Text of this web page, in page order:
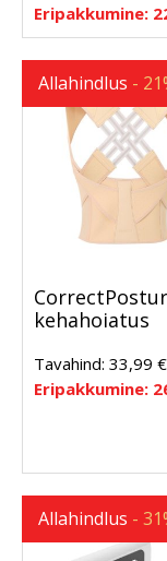
Eripakkumine:
Allahindlus -
kehahoiatus
Tavahind: 33,99 €
Eripakkumine:
Allahindlus -